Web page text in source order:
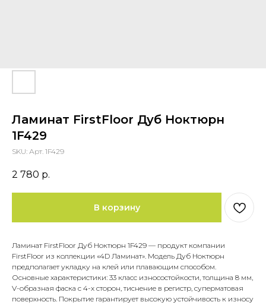
Ламинат FirstFloor Дуб Ноктюрн
1F429
SKU: Арт. 1F429
2 780 р.
В корзину
Ламинат FirstFloor Дуб Ноктюрн 1F429 — продукт компании
FirstFloor из коллекции «4D Ламинат». Модель Дуб Ноктюрн
предполагает укладку на клей или плавающим способом.
Основные характеристики: 33 класс износостойкости, толщина 8 мм,
V-образная фаска с 4-х сторон, тиснение в регистр, суперматовая
поверхность. Покрытие гарантирует высокую устойчивость к износу